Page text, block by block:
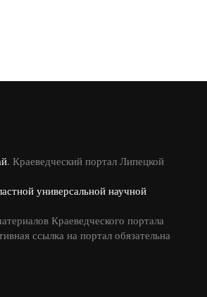
. Краеведческий портал Липецкой
универсальной научной
Краеведческого портала
ссылка на портал обязательна